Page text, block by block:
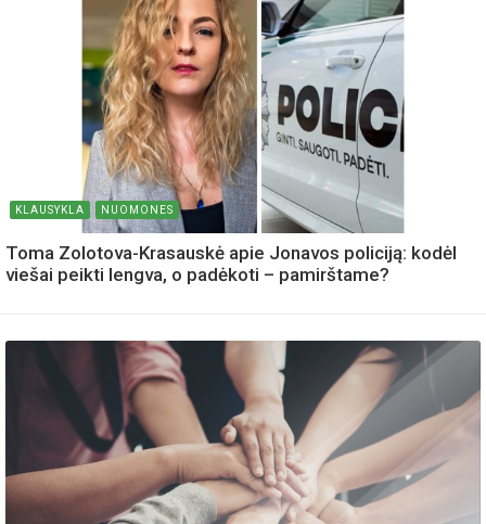
KLAUSYKLA NUOMONES
Toma Zolotova-Krasauskė apie Jonavos policiją: kodėl
viešai peikti lengva, o padėkoti – pamirštame?